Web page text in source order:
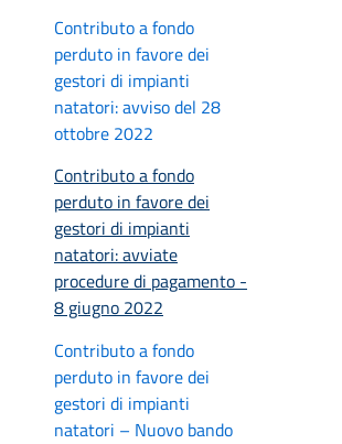
Contributo a fondo
perduto in favore dei
gestori di impianti
natatori: avviso del 28
ottobre 2022
Contributo a fondo
perduto in favore dei
gestori di impianti
natatori: avviate
procedure di pagamento -
8 giugno 2022
Contributo a fondo
perduto in favore dei
gestori di impianti
natatori – Nuovo bando